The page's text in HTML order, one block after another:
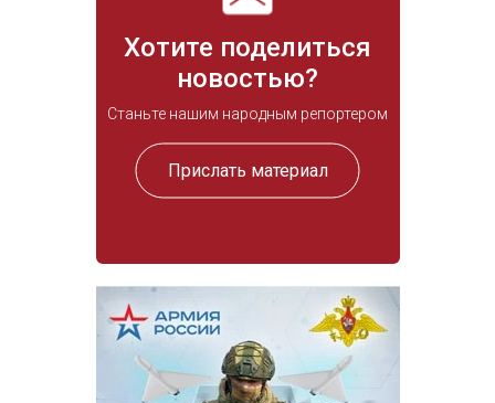
Хотите поделиться
новостью?
Станьте нашим народным репортером
Прислать материал